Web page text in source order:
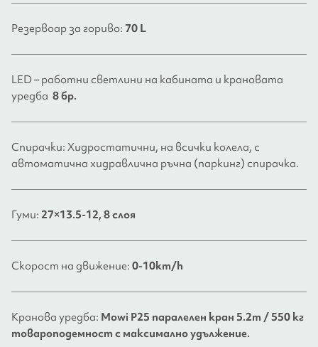
Резервоар за гориво: 70 L
LED – работни светлини на кабината и крановата
уредба 8 бр.
Спирачки: Хидростатични, на всички колела, с
автоматична хидравлична ръчна (паркинг) спирачка.
Гуми: 27×13.5-12, 8 слоя
Скорост на движение: 0-10km/h
Кранова уредба: Mowi P25 паралелен кран 5.2m / 550 кг
товароподемност с максимално удължение.